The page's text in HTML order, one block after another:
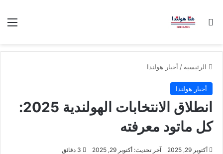
بحث عن
الرئيسية / أخبار هولندا
أخبار هولندا
انطلاق الانتخابات الهولندية 2025:
كل ماتود معرفته
أكتوبر 29, 2025 آخر تحديث: أكتوبر 29, 2025